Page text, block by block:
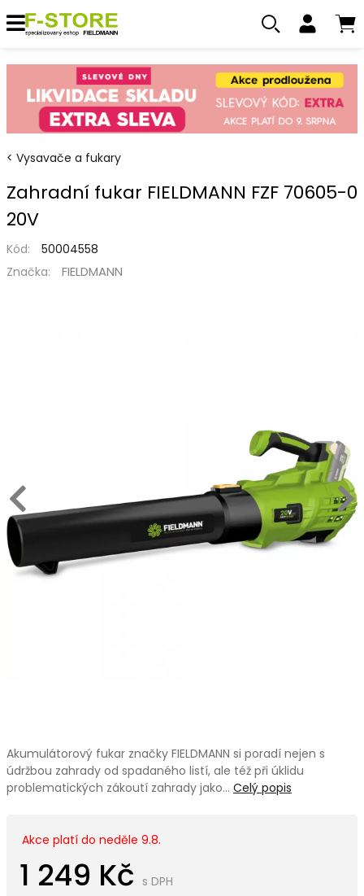
Vysavače a fukary
Zahradní fukar FIELDMANN FZF 70605-0
20V
Kód:
50004558
Značka:
FIELDMANN
Akumulátorový fukar značky FIELDMANN si poradí nejen s
údržbou zahrady od spadaného listí, ale též při úklidu
problematických zákoutí zahrady jako… Celý popis
Akce platí do neděle 9.8.
1 249 Kč s DPH